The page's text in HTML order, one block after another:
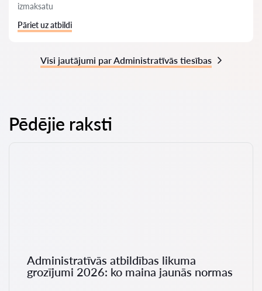
izmaksatu
Pāriet uz atbildi
Visi jautājumi par Administratīvās tiesības
Pēdējie raksti
Administratīvās atbildības likuma
grozījumi 2026: ko maina jaunās normas